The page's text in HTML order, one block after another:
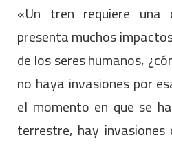
«Un tren requiere una
presenta muchos
de los seres humanos,
no haya invasiones por
el momento en que se
terrestre, hay invasiones